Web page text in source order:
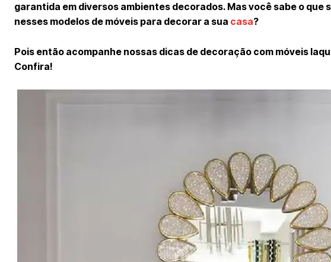
garantida em diversos ambientes decorados. Mas você sabe o que
nesses modelos de móveis para decorar a sua casa?
Pois então acompanhe nossas dicas de decoração com móveis
Confira!